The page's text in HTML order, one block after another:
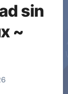
sin
~